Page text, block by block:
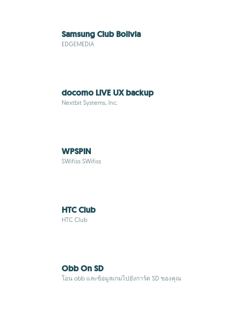
Samsung Club Bolivia
EDGEMEDIA
docomo LIVE UX backup
Nextbit Systems, Inc.
WPSPIN
SWifiss SWifiss
HTC Club
HTC Club
Obb On SD
โอน obb และข้อมูลเกมไปยังการ์ด SD ของคุณ